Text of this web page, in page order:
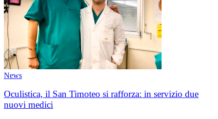
News
Oculistica, il San Timoteo si rafforza: in servizio due
nuovi medici